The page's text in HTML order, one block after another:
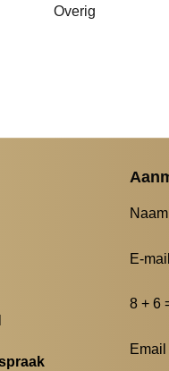
Overig
Naam
E-
8 + 6
Email